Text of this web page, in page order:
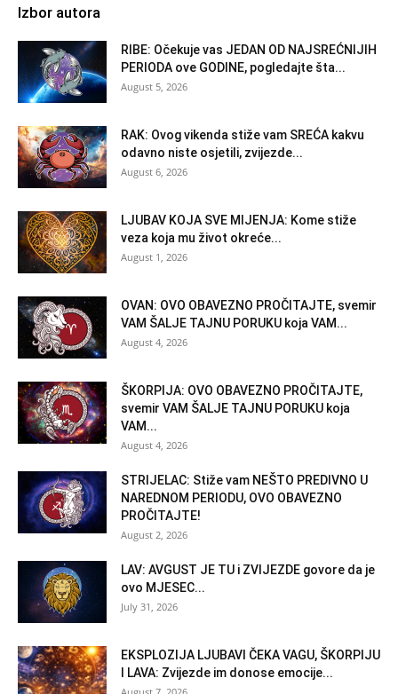
Izbor autora
RIBE: Očekuje vas JEDAN OD NAJSREĆNIJIH
PERIODA ove GODINE, pogledajte šta...
August 5, 2026
RAK: Ovog vikenda stiže vam SREĆA kakvu
odavno niste osjetili, zvijezde...
August 6, 2026
LJUBAV KOJA SVE MIJENJA: Kome stiže
veza koja mu život okreće...
August 1, 2026
OVAN: OVO OBAVEZNO PROČITAJTE, svemir
VAM ŠALJE TAJNU PORUKU koja VAM...
August 4, 2026
ŠKORPIJA: OVO OBAVEZNO PROČITAJTE,
svemir VAM ŠALJE TAJNU PORUKU koja
VAM...
August 4, 2026
STRIJELAC: Stiže vam NEŠTO PREDIVNO U
NAREDNOM PERIODU, OVO OBAVEZNO
PROČITAJTE!
August 2, 2026
LAV: AVGUST JE TU i ZVIJEZDE govore da je
ovo MJESEC...
July 31, 2026
EKSPLOZIJA LJUBAVI ČEKA VAGU, ŠKORPIJU
I LAVA: Zvijezde im donose emocije...